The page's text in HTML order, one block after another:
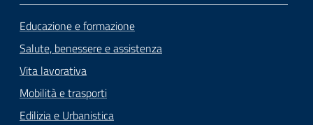
Educazione e formazione
Salute, benessere e assistenza
Vita lavorativa
Mobilità e trasporti
Edilizia e Urbanistica